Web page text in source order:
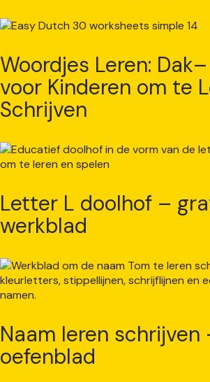
Woordjes Leren:
voor Kinderen om te
Schrijven
Letter L doolhof –
werkblad
Naam leren schrijven
oefenblad